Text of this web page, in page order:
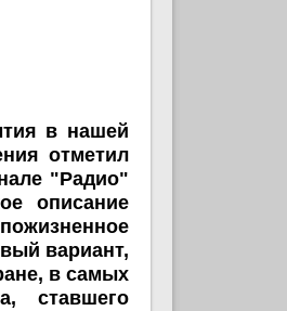
в нашей
отметил
"Радио"
описание
вариант,
в самых
ставшего